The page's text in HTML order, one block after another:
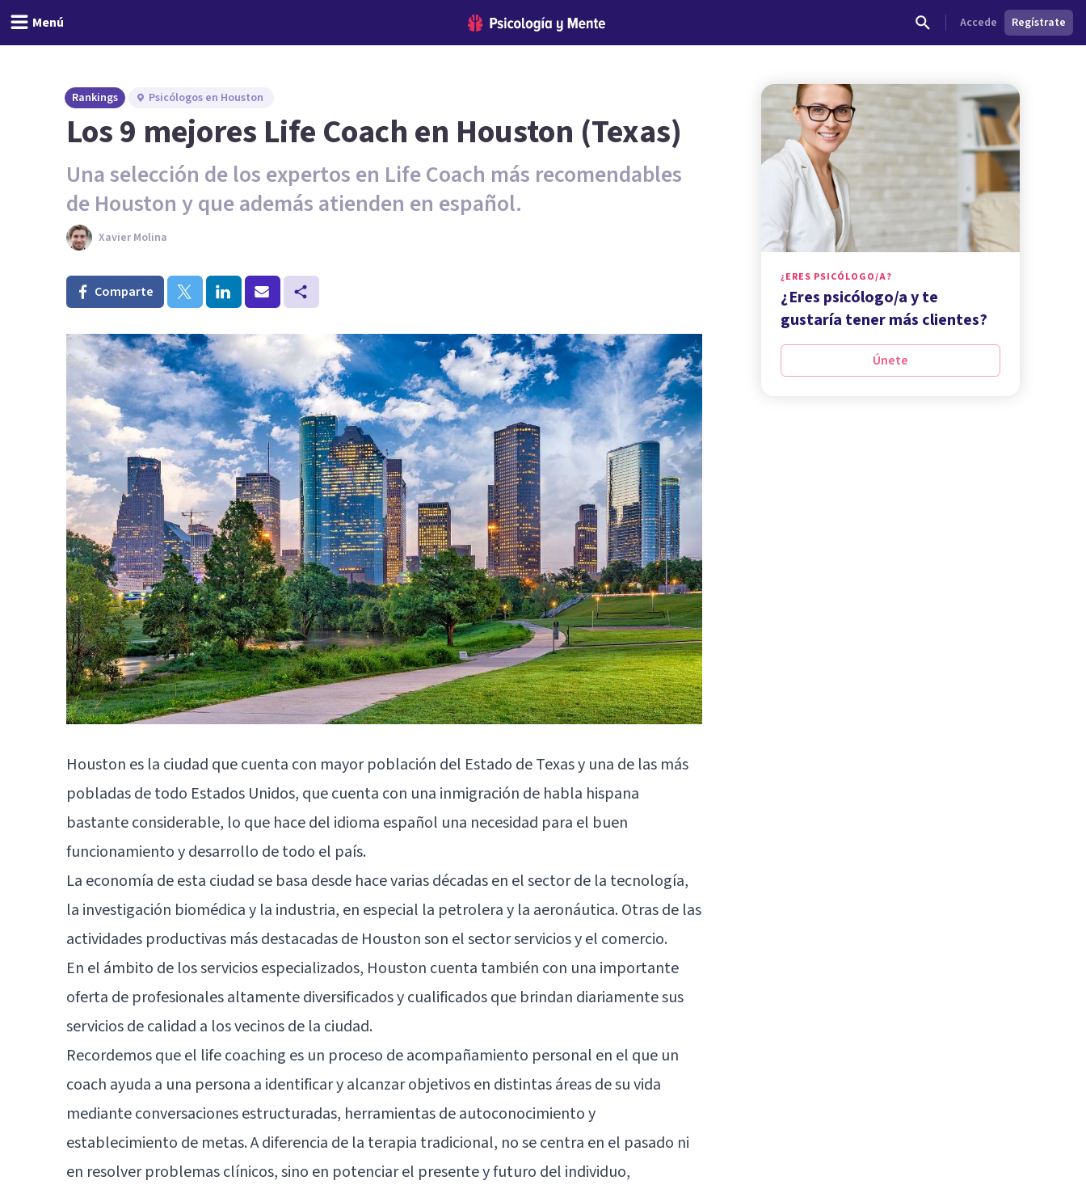
Menú Accede Regístrate
Rankings Psicólogos en Houston
Los 9 mejores Life Coach en Houston (Texas)
Una selección de los expertos en Life Coach más recomendables
de Houston y que además atienden en español.
Xavier Molina
Comparte
Houston es la ciudad que cuenta con mayor población del Estado de Texas y una de las más
pobladas de todo Estados Unidos, que cuenta con una inmigración de habla hispana
bastante considerable, lo que hace del idioma español una necesidad para el buen
funcionamiento y desarrollo de todo el país.
La economía de esta ciudad se basa desde hace varias décadas en el sector de la tecnología,
la investigación biomédica y la industria, en especial la petrolera y la aeronáutica. Otras de las
actividades productivas más destacadas de Houston son el sector servicios y el comercio.
En el ámbito de los servicios especializados, Houston cuenta también con una importante
oferta de profesionales altamente diversificados y cualificados que brindan diariamente sus
servicios de calidad a los vecinos de la ciudad.
Recordemos que el life coaching es un proceso de acompañamiento personal en el que un
coach ayuda a una persona a identificar y alcanzar objetivos en distintas áreas de su vida
mediante conversaciones estructuradas, herramientas de autoconocimiento y
establecimiento de metas. A diferencia de la terapia tradicional, no se centra en el pasado ni
en resolver problemas clínicos, sino en potenciar el presente y futuro del individuo,
¿ERES PSICÓLOGO/A?
¿Eres psicólogo/a y te
gustaría tener más clientes?
Únete